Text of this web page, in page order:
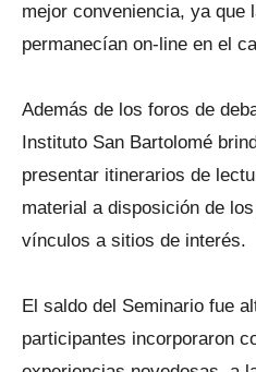
mejor conveniencia, ya que
permanecían on-line en el
Además de los foros de
Instituto San Bartolomé
presentar itinerarios de
material a disposición de
vínculos a sitios de interés.
El saldo del Seminario fue
participantes incorporaron